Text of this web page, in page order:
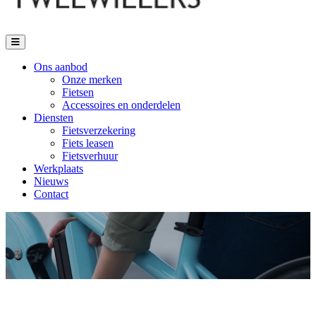
Ons aanbod
Onze merken
Fietsen
Accessoires en onderdelen
Diensten
Fietsverzekering
Fiets leasen
Fietsverhuur
Werkplaats
Nieuws
Contact